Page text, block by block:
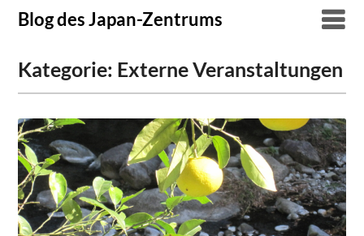
SkipBlog des Japan-Zentrums
Kategorie: Externe Veranstaltungen